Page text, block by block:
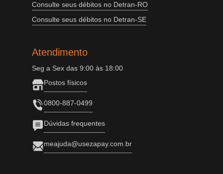
Consulte seus débitos no Detran-RO
Consulte seus débitos no Detran-SE
Atendimento
Seg a Sex das 9:00 às 18:00
Postos físicos
0800-887-0499
Dúvidas frequentes
meajuda@usezapay.com.br